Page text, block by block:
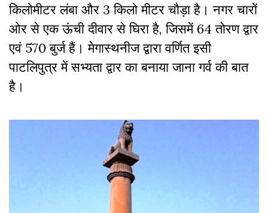
किलोमीटर लंबा और 3 किलो मीटर चौड़ा है। नगर चारों
ओर से एक ऊंची दीवार से घिरा है, जिसमें 64 तोरण द्वार
एवं 570 बुर्ज हैं। मेगास्थनीज द्वारा वर्णित इसी
पाटलिपुत्र में सभ्यता द्वार का बनाया जाना गर्व की बात
है।